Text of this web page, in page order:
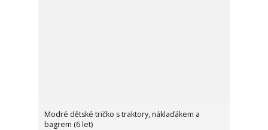
Modré dětské tričko s traktory, náklaďákem a
bagrem (6 let)